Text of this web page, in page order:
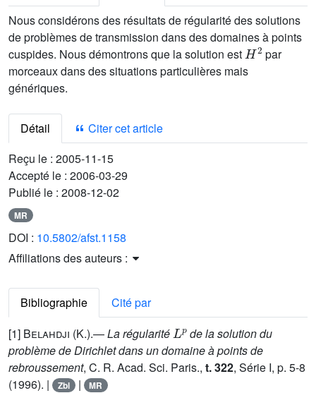
Nous considérons des résultats de régularité des solutions
de problèmes de transmission dans des domaines à points
cuspides. Nous démontrons que la solution est
H2
par
morceaux dans des situations particulières mais
génériques.
Détail
Citer cet article
Reçu le : 2005-11-15
Accepté le : 2006-03-29
Publié le : 2008-12-02
MR
DOI : 10.5802/afst.1158
Affiliations des auteurs :
Bibliographie
Cité par
[1] Belahdji (K.).—La régularité
Lp
de la solution du
problème de Dirichlet dans un domaine à points de
rebroussement, C. R. Acad. Sci. Paris., t. 322, Série I, p. 5-8
(1996). |
Zbl | MR